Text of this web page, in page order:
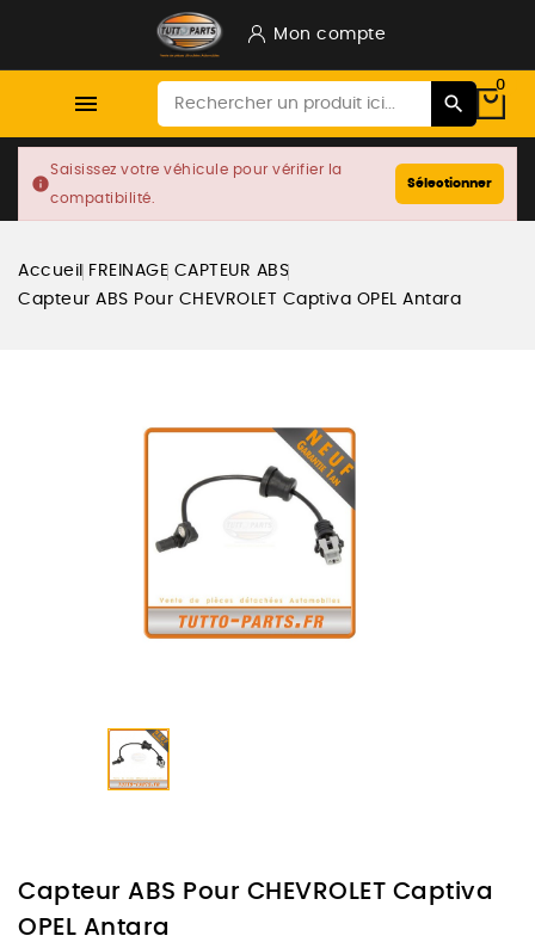
Mon compte

0
info
Saisissez votre véhicule pour vérifier la
compatibilité.
Sélectionner
Accueil FREINAGE CAPTEUR ABS
Capteur ABS Pour CHEVROLET Captiva OPEL Antara
Capteur ABS Pour CHEVROLET Captiva
OPEL Antara